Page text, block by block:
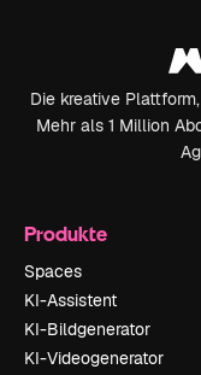
Die kreative
Mehr als 1 Million
Produkte
Spaces
KI-Assistent
KI-Bildgenerator
KI-Videogenerator